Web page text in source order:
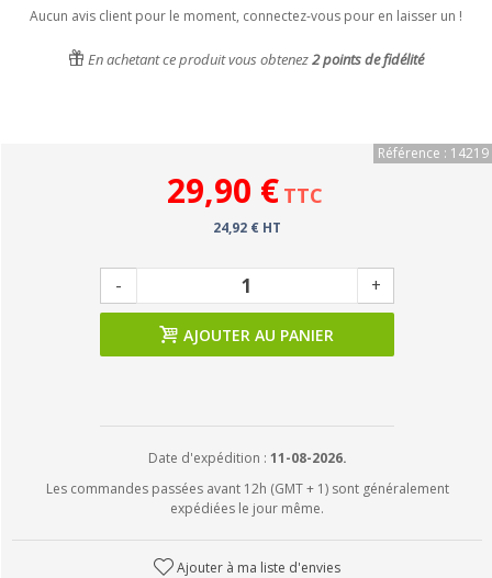
Aucun avis client pour le moment, connectez-vous pour en laisser un !
En achetant ce produit vous obtenez2points de fidélité
Référence : 14219
29,90 € TTC
24,92 € HT
- +
AJOUTER AU PANIER
Date d'expédition : 11-08-2026.
Les commandes passées avant 12h (GMT + 1) sont généralement
expédiées le jour même.
Ajouter à ma liste d'envies